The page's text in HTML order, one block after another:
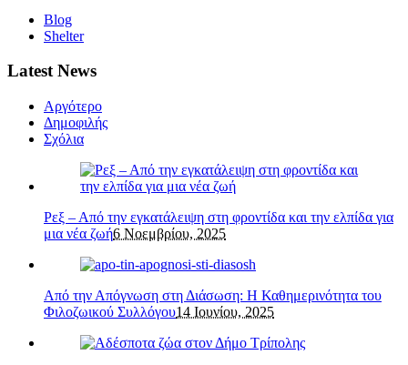
Blog
Shelter
Latest News
Αργότερο
Δημοφιλής
Σχόλια
Ρεξ – Από την εγκατάλειψη στη φροντίδα και την ελπίδα για
μια νέα ζωή6 Νοεμβρίου, 2025
Από την Απόγνωση στη Διάσωση: Η Καθημερινότητα του
Φιλοζωικού Συλλόγου14 Ιουνίου, 2025